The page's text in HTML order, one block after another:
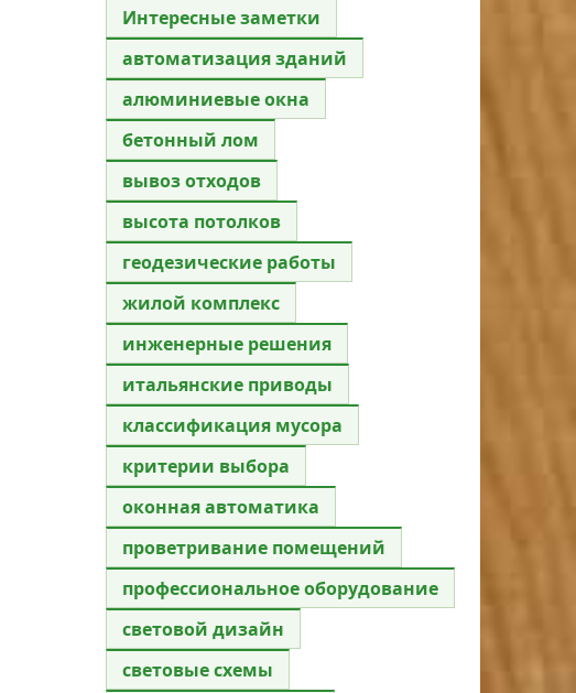
Интересные заметки
автоматизация зданий
алюминиевые окна
бетонный лом
вывоз отходов
высота потолков
геодезические работы
жилой комплекс
инженерные решения
итальянские приводы
классификация мусора
критерии выбора
оконная автоматика
проветривание помещений
профессиональное оборудование
световой дизайн
световые схемы